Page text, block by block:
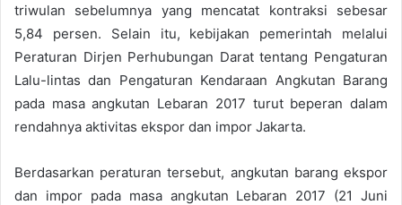
triwulan sebelumnya yang mencatat kontraksi sebesar
5,84 persen. Selain itu, kebijakan pemerintah melalui
Peraturan Dirjen Perhubungan Darat tentang Pengaturan
Lalu-lintas dan Pengaturan Kendaraan Angkutan Barang
pada masa angkutan Lebaran 2017 turut beperan dalam
rendahnya aktivitas ekspor dan impor Jakarta.
Berdasarkan peraturan tersebut, angkutan barang ekspor
dan impor pada masa angkutan Lebaran 2017 (21 Juni